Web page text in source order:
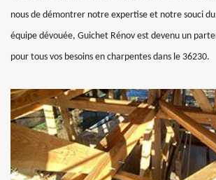
nous de démontrer notre expertise et notre souci
équipe dévouée, Guichet Rénov est devenu un
pour tous vos besoins en charpentes dans le 36230.